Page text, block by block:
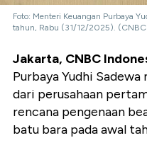
Foto: Menteri Keuangan Purbaya
tahun, Rabu (31/12/2025).
Jakarta, CNBC
Purbaya Yudhi
dari perusahaan
rencana pengenaan
batu bara pada awal